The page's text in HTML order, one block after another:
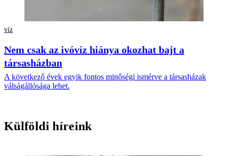
víz
Nem csak az ivóvíz hiánya okozhat bajt a
társasházban
A következő évek egyik fontos minőségi ismérve a társasházak
válságállósága lehet.
Külföldi híreink